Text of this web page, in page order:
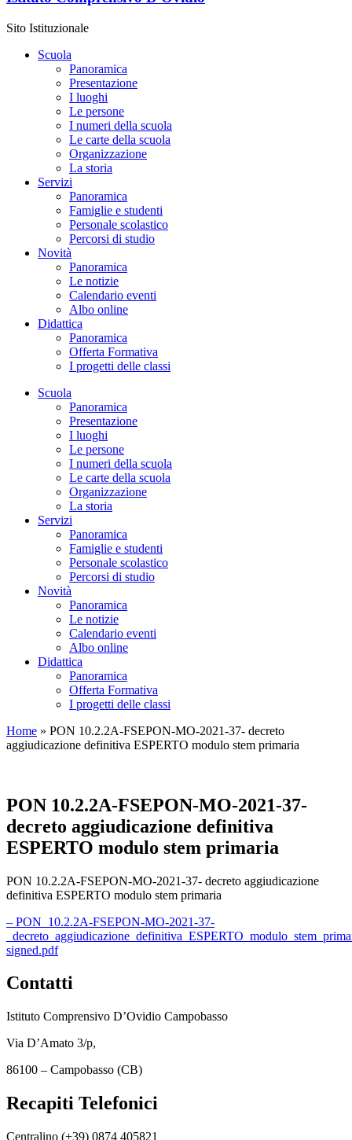
Sito Istituzionale
Scuola
Panoramica
Presentazione
I luoghi
Le persone
I numeri della scuola
Le carte della scuola
Organizzazione
La storia
Servizi
Panoramica
Famiglie e studenti
Personale scolastico
Percorsi di studio
Novità
Panoramica
Le notizie
Calendario eventi
Albo online
Didattica
Panoramica
Offerta Formativa
I progetti delle classi
Scuola
Panoramica
Presentazione
I luoghi
Le persone
I numeri della scuola
Le carte della scuola
Organizzazione
La storia
Servizi
Panoramica
Famiglie e studenti
Personale scolastico
Percorsi di studio
Novità
Panoramica
Le notizie
Calendario eventi
Albo online
Didattica
Panoramica
Offerta Formativa
I progetti delle classi
Home » PON 10.2.2A-FSEPON-MO-2021-37- decreto
aggiudicazione definitiva ESPERTO modulo stem primaria
PON 10.2.2A-FSEPON-MO-2021-37-
decreto aggiudicazione definitiva
ESPERTO modulo stem primaria
PON 10.2.2A-FSEPON-MO-2021-37- decreto aggiudicazione
definitiva ESPERTO modulo stem primaria
– PON_10.2.2A-FSEPON-MO-2021-37-
signed.pdf
Contatti
Istituto Comprensivo D’Ovidio Campobasso
Via D’Amato 3/p,
86100 – Campobasso (CB)
Recapiti Telefonici
Centralino (+39) 0874 405821